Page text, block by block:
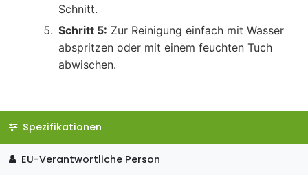
Schnitt.
Schritt 5: Zur Reinigung einfach mit Wasser
abspritzen oder mit einem feuchten Tuch
abwischen.
Spezifikationen
EU-Verantwortliche Person